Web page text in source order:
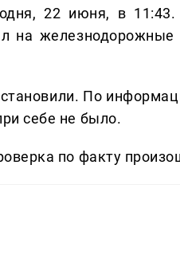
22 июня, в
на железнодорожные
По
себе не было.
по факту